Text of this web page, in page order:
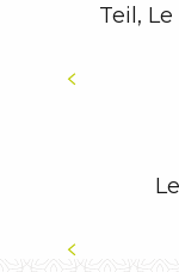
Teil,